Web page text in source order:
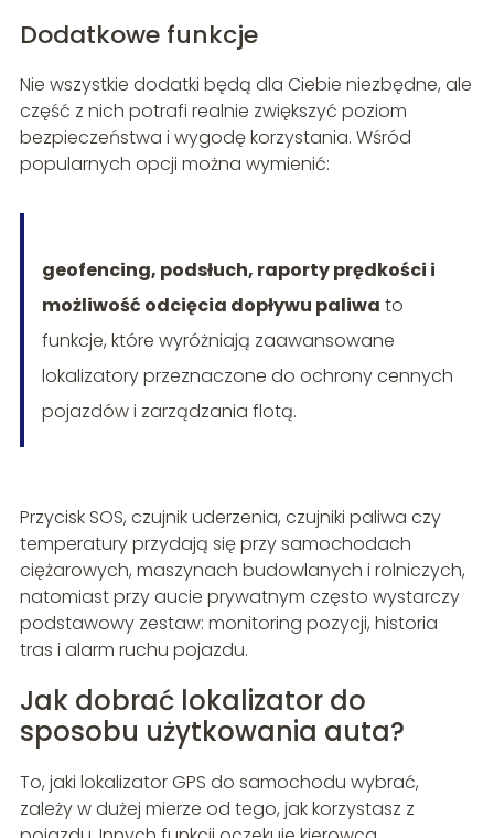
Dodatkowe funkcje
Nie wszystkie dodatki będą dla Ciebie niezbędne, ale
część z nich potrafi realnie zwiększyć poziom
bezpieczeństwa i wygodę korzystania. Wśród
popularnych opcji można wymienić:
geofencing, podsłuch, raporty prędkości i
możliwość odcięcia dopływu paliwa to
funkcje, które wyróżniają zaawansowane
lokalizatory przeznaczone do ochrony cennych
pojazdów i zarządzania flotą.
Przycisk SOS, czujnik uderzenia, czujniki paliwa czy
temperatury przydają się przy samochodach
ciężarowych, maszynach budowlanych i rolniczych,
natomiast przy aucie prywatnym często wystarczy
podstawowy zestaw: monitoring pozycji, historia
tras i alarm ruchu pojazdu.
Jak dobrać lokalizator do
sposobu użytkowania auta?
To, jaki lokalizator GPS do samochodu wybrać,
zależy w dużej mierze od tego, jak korzystasz z